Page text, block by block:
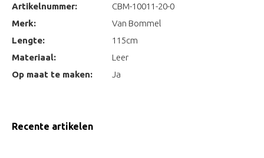
Artikelnummer:
CBM-10011-20-0
Merk:
Van Bommel
Lengte:
115cm
Materiaal:
Leer
Op maat te maken:
Ja
Recente artikelen